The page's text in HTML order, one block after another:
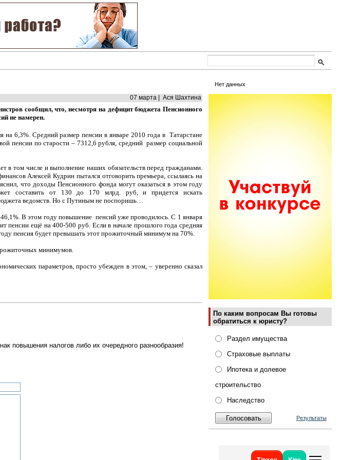
Нет данных
По каким вопросам Вы готовы
обратиться к юристу?
Раздел имущества
Страховые выплаты
Ипотека и долевое
строительство
Наследство
Результаты
07 марта | Ася Шахтина
сообщил, что, несмотря на дефицит бюджета Пенсионного
не намерен.
6,3%. Средний размер пенсии в январе 2010 года в Татарстане
пенсии по старости – 7312,6 рубля, средний размер социальной
в том числе и выполнение наших обязательств перед гражданами.
Алексей Кудрин пытался отговорить премьера, ссылаясь на
что доходы Пенсионного фонда могут оказаться в этом году
составить от 130 до 170 млрд. руб, и придется искать
ведомств. Но с Путиным не поспоришь…
В этом году повышение пенсий уже проводилось. С 1 января
пенсии ещё на 400-500 руб. Если в начале прошлого года средняя
пенсия будет превышать этот прожиточный минимум на 70%.
минимумов.
параметров, просто убежден в этом, – уверенно сказал
повышения налогов либо их очередного разнообразия!